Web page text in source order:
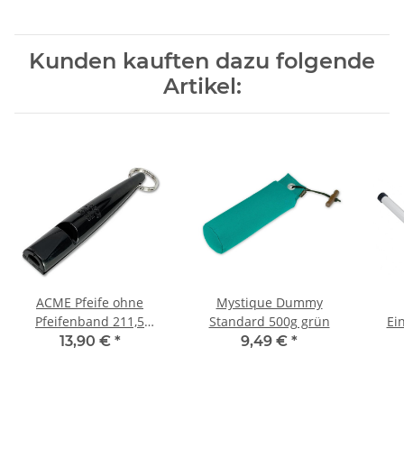
Kunden kauften dazu folgende
Artikel:
ACME Pfeife ohne
Pfeifenband 211,5
schwarz
13,90 € *
Mystique Dummy
Standard 500g grün
9,49 € *